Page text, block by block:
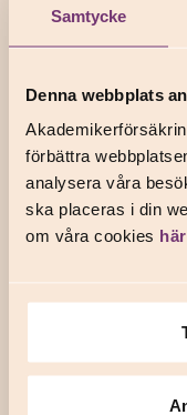
Samtycke
Denna webbplats
förbättra
analysera våra
ska placeras i din
om våra cookies här
PDF
PDF
Distansavtal
en